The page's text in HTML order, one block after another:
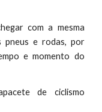
com a mesma
pneus e rodas, por
e momento do
de ciclismo